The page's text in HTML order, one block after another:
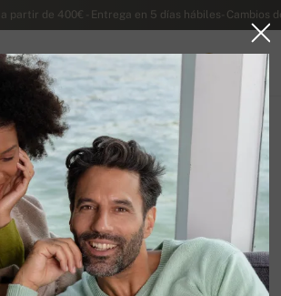
a partir de 400€ - Entrega en 5 días hábiles- Cambios
Lujosos jerseys de cachemira de dama